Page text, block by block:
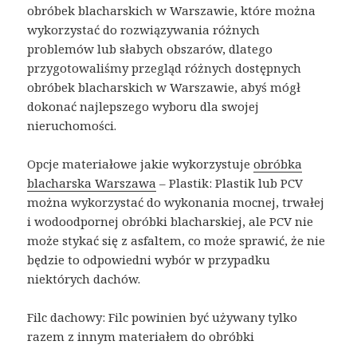
obróbek blacharskich w Warszawie, które można
wykorzystać do rozwiązywania różnych
problemów lub słabych obszarów, dlatego
przygotowaliśmy przegląd różnych dostępnych
obróbek blacharskich w Warszawie, abyś mógł
dokonać najlepszego wyboru dla swojej
nieruchomości.
Opcje materiałowe jakie wykorzystujeobróbka
blacharska Warszawa – Plastik: Plastik lub PCV
można wykorzystać do wykonania mocnej, trwałej
i wodoodpornej obróbki blacharskiej, ale PCV nie
może stykać się z asfaltem, co może sprawić, że nie
będzie to odpowiedni wybór w przypadku
niektórych dachów.
Filc dachowy: Filc powinien być używany tylko
razem z innym materiałem do obróbki